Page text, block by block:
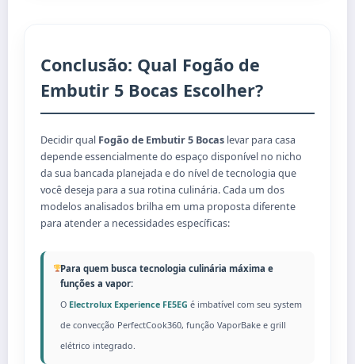
Conclusão: Qual Fogão de
Embutir 5 Bocas Escolher?
Decidir qual Fogão de Embutir 5 Bocas levar para casa
depende essencialmente do espaço disponível no nicho
da sua bancada planejada e do nível de tecnologia que
você deseja para a sua rotina culinária. Cada um dos
modelos analisados brilha em uma proposta diferente
para atender a necessidades específicas:
Para quem busca tecnologia culinária máxima e
funções a vapor:
O Electrolux Experience FE5EG é imbatível com seu system
de convecção PerfectCook360, função VaporBake e grill
elétrico integrado.